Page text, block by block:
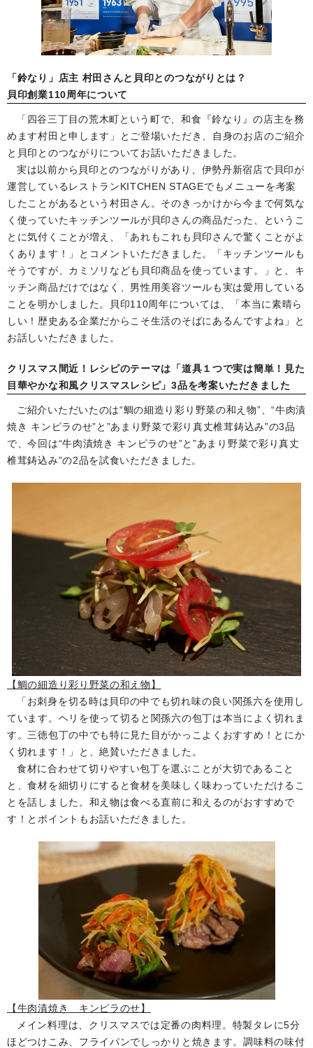
「鈴なり」店主 村田さんと貝印とのつながりとは？
貝印創業110周年について
「四谷三丁目の荒木町という町で、和食『鈴なり』の店主を務
めます村田と申します」とご登場いただき、自身のお店のご紹介
と貝印とのつながりについてお話いただきました。
実は以前から貝印とのつながりがあり、伊勢丹新宿店で貝印が
運営しているレストランKITCHEN STAGEでもメニューを考案
したことがあるという村田さん。そのきっかけから今まで何気な
く使っていたキッチンツールが貝印さんの商品だった、というこ
とに気付くことが増え、「あれもこれも貝印さんで驚くことがよ
くあります！」とコメントいただきました。「キッチンツールも
そうですが、カミソリなども貝印商品を使っています。」と、キ
ッチン商品だけではなく、男性用美容ツールも実は愛用している
ことを明かしました。貝印110周年については、「本当に素晴ら
しい！歴史ある企業だからこそ生活のそばにあるんですよね」と
お話しいただきました。
クリスマス間近！レシピのテーマは「道具１つで実は簡単！見た
目華やかな和風クリスマスレシピ」3品を考案いただきました
ご紹介いただいたのは“鯛の細造り彩り野菜の和え物”、“牛肉漬
焼き キンピラのせ”と”あまり野菜で彩り真丈椎茸鋳込み”の3品
で、今回は“牛肉漬焼き キンピラのせ”と”あまり野菜で彩り真丈
椎茸鋳込み”の2品を試食いただきました。
【鯛の細造り彩り野菜の和え物】
「お刺身を切る時は貝印の中でも切れ味の良い関孫六を使用し
ています。ヘリを使って切ると関孫六の包丁は本当によく切れま
す。三徳包丁の中でも特に見た目がかっこよくおすすめ！とにか
く切れます！」と、絶賛いただきました。
食材に合わせて切りやすい包丁を選ぶことが大切であること
と、食材を細切りにすると食材を美味しく味わっていただけるこ
とを話しました。和え物は食べる直前に和えるのがおすすめで
す！とポイントもお話いただきました。
【牛肉漬焼き キンピラのせ】
メイン料理は、クリスマスでは定番の肉料理。特製タレに5分
ほどつけこみ、フライパンでしっかりと焼きます。調味料の味付